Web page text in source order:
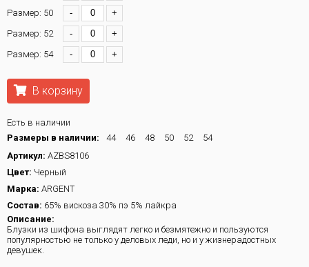
Размер: 50
-
+
Размер: 52
-
+
Размер: 54
- +
В корзину
Есть в наличии
Размеры в наличии:
44 46 48 50 52
54
Артикул: AZBS8106
Цвет: Черный
Марка: ARGENT
Состав: 65% вискоза 30% пэ 5% лайкра
Описание:
Блузки из шифона выглядят легко и безмятежно и пользуются
популярностью не только у деловых леди, но и у жизнерадостных
девушек.